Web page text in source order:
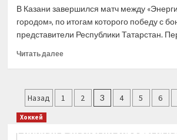
Расписание
«золото»
В Казани завершился матч между
городом», по итогам которого победу с
представители Республики Татарстан.
Читать далееПрочитать
взяла
верх
Пагинация
записей
Назад 1 2 3 4 5 6
Хоккей
Сборная Канады по хоккею